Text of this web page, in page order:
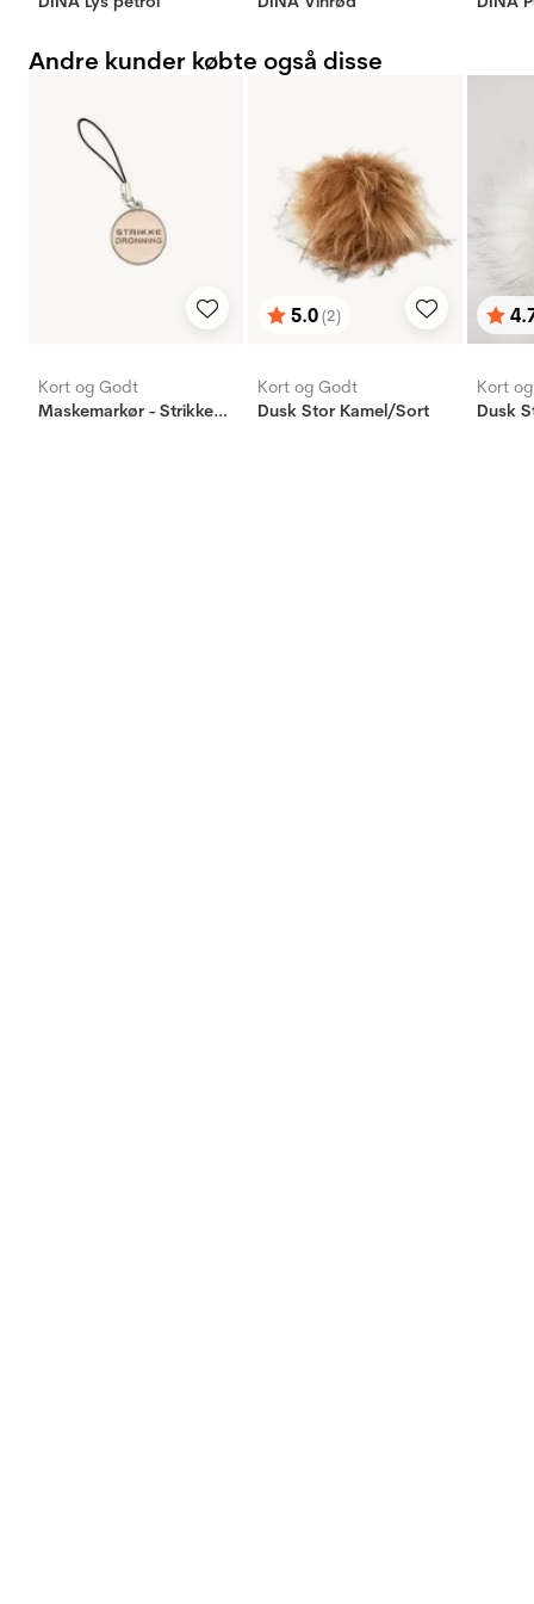
Andre kunder købte også disse
Kort og Godt
Maskemarkør - Strikkedronning - lys brun
Vurdering:
5.0(2)
ud af 5 stjerner
Kort og Godt
Dusk Stor Kamel/Sort
ud
Kort
Dusk